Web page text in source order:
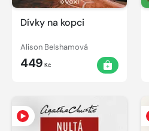
Dívky na kopci
Alison Belshamová
449 Kč